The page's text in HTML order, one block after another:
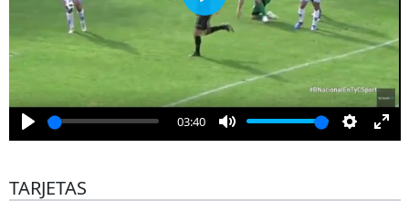
Play
03:40
Mute Settings
Play
TARJETAS